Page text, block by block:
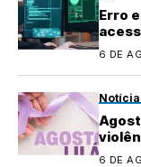
Erro
6 DE
anos
6 DE